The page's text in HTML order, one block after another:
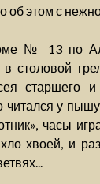
об этом с
№ 13 по
в столовой
старшего
читался у
часы
хвоей, и